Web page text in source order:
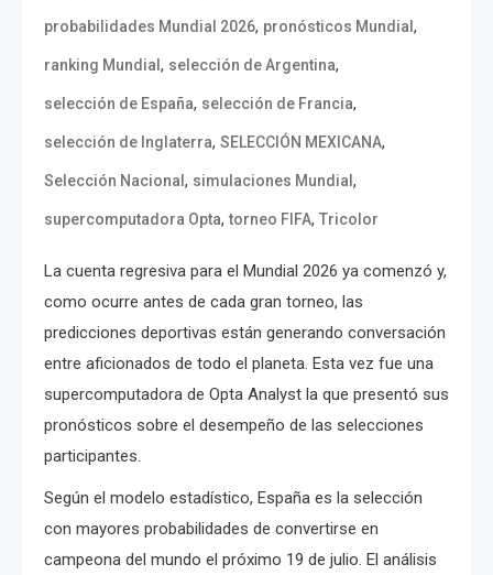
probabilidades Mundial 2026, pronósticos Mundial ,
ranking Mundial , selección de Argentina,
selección de España, selección de Francia,
selección de Inglaterra, SELECCIÓN MEXICANA,
Selección Nacional , simulaciones Mundial ,
supercomputadora Opta,torneo FIFA, Tricolor
La cuenta regresiva para el Mundial 2026 ya comenzó y,
como ocurre antes de cada gran torneo, las
predicciones deportivas están generando conversación
entre aficionados de todo el planeta. Esta vez fue una
supercomputadora de Opta Analyst la que presentó sus
pronósticos sobre el desempeño de las selecciones
participantes.
Según el modelo estadístico, España es la selección
con mayores probabilidades de convertirse en
campeona del mundo el próximo 19 de julio. El análisis